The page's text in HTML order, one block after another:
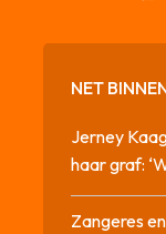
NET
Jerney
haar graf:
Zangeres